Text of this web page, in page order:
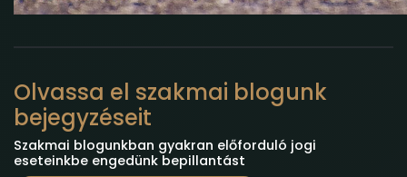
Olvassa el szakmai blogunk
bejegyzéseit
Szakmai blogunkban gyakran előforduló jogi
eseteinkbe engedünk bepillantást